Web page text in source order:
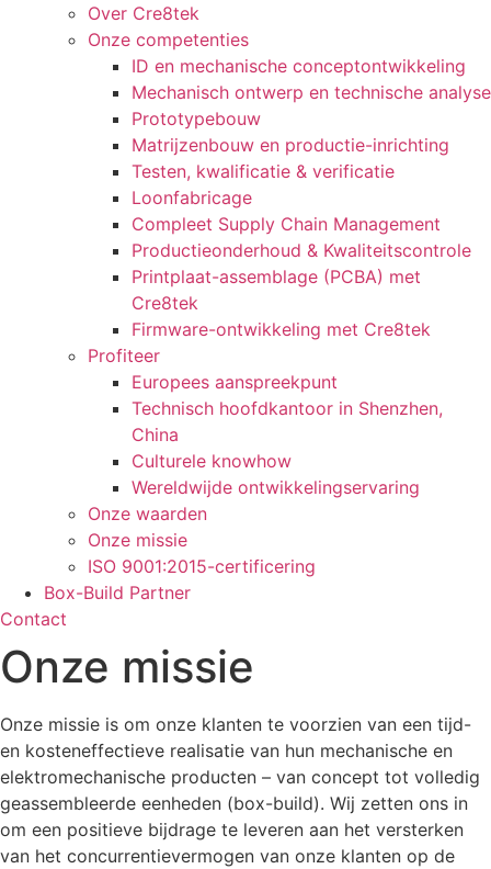
Over Cre8tek
Onze competenties
ID en mechanische conceptontwikkeling
Mechanisch ontwerp en technische analyse
Prototypebouw
Matrijzenbouw en productie-inrichting
Testen, kwalificatie & verificatie
Loonfabricage
Compleet Supply Chain Management
Productieonderhoud & Kwaliteitscontrole
Printplaat-assemblage (PCBA) met
Cre8tek
Firmware-ontwikkeling met Cre8tek
Profiteer
Europees aanspreekpunt
Technisch hoofdkantoor in Shenzhen,
China
Culturele knowhow
Wereldwijde ontwikkelingservaring
Onze waarden
Onze missie
ISO 9001:2015-certificering
Box-Build Partner
Contact
Onze missie
Onze missie is om onze klanten te voorzien van een tijd-
en kosteneffectieve realisatie van hun mechanische en
elektromechanische producten – van concept tot volledig
geassembleerde eenheden (box-build). Wij zetten ons in
om een positieve bijdrage te leveren aan het versterken
van het concurrentievermogen van onze klanten op de